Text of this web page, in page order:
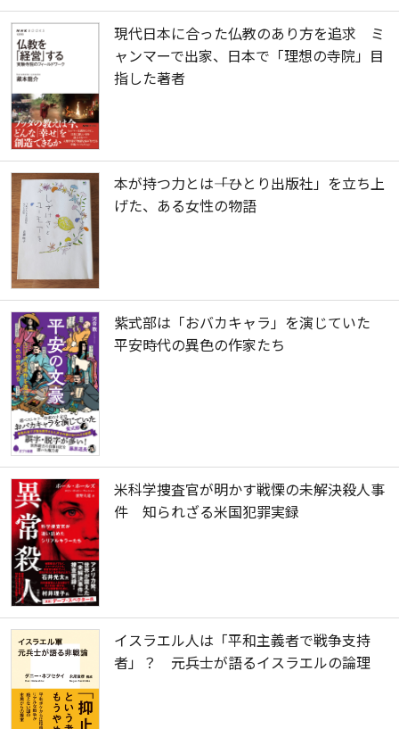
現代日本に合った仏教のあり方を追求 ミ
ャンマーで出家、日本で「理想の寺院」目
指した著者
本が持つ力とは――「ひとり出版社」を立ち上
げた、ある女性の物語
紫式部は「おバカキャラ」を演じていた
平安時代の異色の作家たち
米科学捜査官が明かす戦慄の未解決殺人事
件 知られざる米国犯罪実録
イスラエル人は「平和主義者で戦争支持
者」？ 元兵士が語るイスラエルの論理